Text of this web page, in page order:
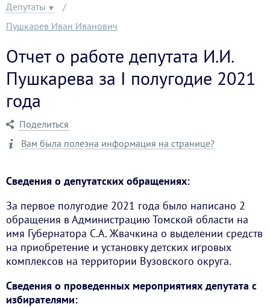
Депутаты
Пушкарев Иван Иванович
Отчет о работе депутата И.И.
Пушкарева за I полугодие 2021
года
Поделиться
Вам была полезна информация на странице?
Сведения о депутатских обращениях:
За первое полугодие 2021 года было написано 2
обращения в Администрацию Томской области на
имя Губернатора С.А. Жвачкина о выделении средств
на приобретение и установку детских игровых
комплексов на территории Вузовского округа.
Сведения о проведенных мероприятиях депутата с
избирателями: